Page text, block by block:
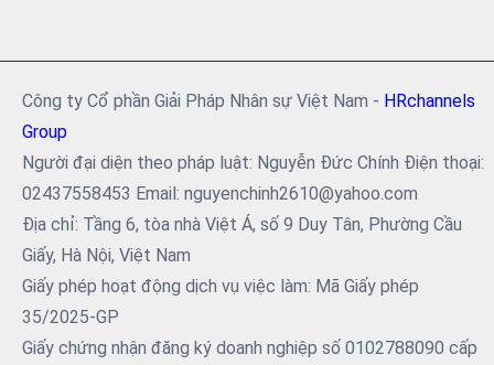
Công ty Cổ phần Giải Pháp Nhân sự Việt Nam - HRchannels
Group
Người đại diện theo pháp luật: Nguyễn Đức Chính Điện thoại:
02437558453 Email: nguyenchinh2610@yahoo.com
Địa chỉ: Tầng 6, tòa nhà Việt Á, số 9 Duy Tân, Phường Cầu
Giấy, Hà Nội, Việt Nam
Giấy phép hoạt động dịch vụ việc làm: Mã Giấy phép
35/2025-GP
Giấy chứng nhận đăng ký doanh nghiệp số 0102788090 cấp